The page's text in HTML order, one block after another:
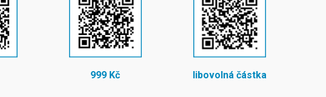
999 Kč libovolná částka